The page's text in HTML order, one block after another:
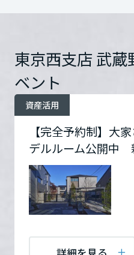
多彩な動画やこだわりが詰まっ
まいづくりを楽しく学べるデジタ
ホームラウンジ 新築・戸建て
ホームラウンジ 土地活用・賃貸
ミサワゼネラルソリューション
ツや、ミサワホームからの大切
ミサワオーナーズクラブ
中途採用
障がい者採用
ウエルネス事業
海外事業
東京西支店 武蔵
ベント
【完全予約制】大
デルルーム公開中
資産活用
茨城県
栃木県
群馬県
埼玉県
千葉県
東京都
曜・
を見る
お問い合
わせ
定休
第1日
担当
来場